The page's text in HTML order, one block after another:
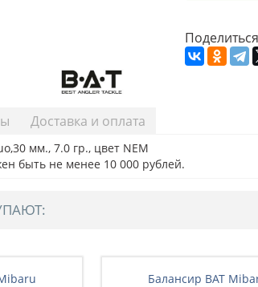
Доставка и оплата
мм., 7.0 гр., цвет NEM
быть не менее 10 000 рублей.
Балансир BAT